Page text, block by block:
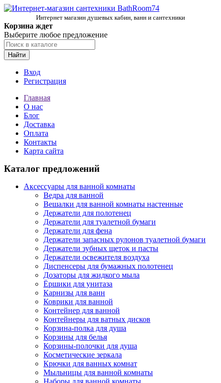
Интернет магазин душевых кабин, ванн и сантехники
Корзина ждет
Выберите любое предложение
Найти
Вход
Регистрация
Главная
О нас
Блог
Доставка
Оплата
Контакты
Карта сайта
Каталог предложений
Аксессуары для ванной комнаты
Ведра для ванной
Вешалки для ванной комнаты настенные
Держатели для полотенец
Держатели для туалетной бумаги
Держатели для фена
Держатели запасных рулонов туалетной бумаги
Держатели зубных щеток и пасты
Держатели освежителя воздуха
Диспенсеры для бумажных полотенец
Дозаторы для жидкого мыла
Ёршики для унитаза
Карнизы для ванн
Коврики для ванной
Контейнер для ванной
Контейнеры для ватных дисков
Корзина-полка для душа
Корзины для белья
Корзины-полочки для душа
Косметические зеркала
Крючки для ванных комнат
Мыльницы для ванной комнаты
Наборы для ванной комнаты